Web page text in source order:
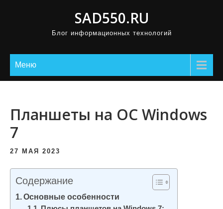
SAD550.RU
Блог информационных технологий
Меню
Планшеты на ОС Windows
7
27 МАЯ 2023
Содержание
Основные особенности